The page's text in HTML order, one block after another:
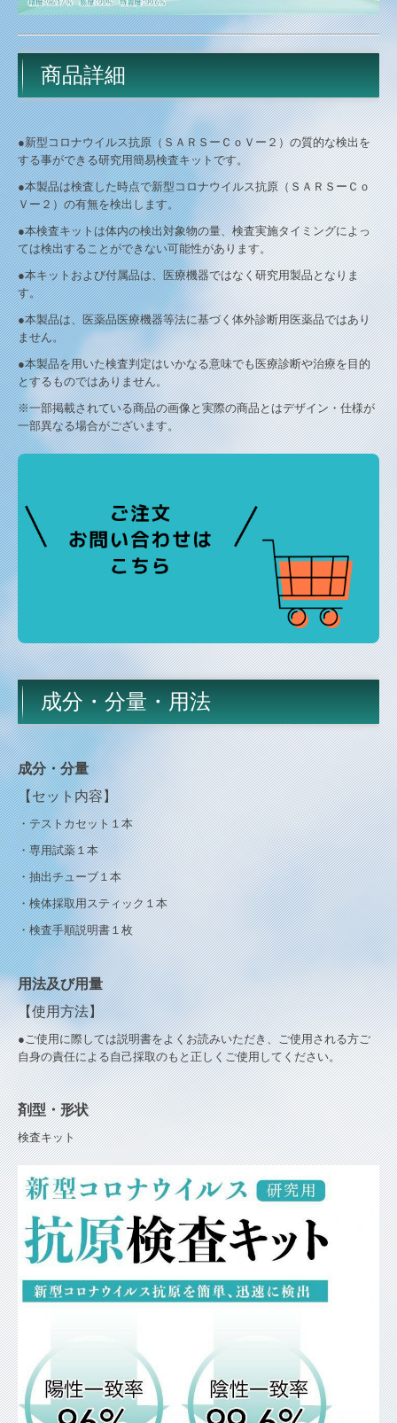
商品詳細
●新型コロナウイルス抗原（ＳＡＲＳーＣｏＶー２）の質的な検出を
する事ができる研究用簡易検査キットです。
●本製品は検査した時点で新型コロナウイルス抗原（ＳＡＲＳーＣｏ
Ｖー２）の有無を検出します。
●本検査キットは体内の検出対象物の量、検査実施タイミングによっ
ては検出することができない可能性があります。
●本キットおよび付属品は、医療機器ではなく研究用製品となりま
す。
●本製品は、医薬品医療機器等法に基づく体外診断用医薬品ではあり
ません。
●本製品を用いた検査判定はいかなる意味でも医療診断や治療を目的
とするものではありません。
※一部掲載されている商品の画像と実際の商品とはデザイン・仕様が
一部異なる場合がございます。
成分・分量・用法
成分・分量
【セット内容】
・テストカセット１本
・専用試薬１本
・抽出チューブ１本
・検体採取用スティック１本
・検査手順説明書１枚
用法及び用量
【使用方法】
●ご使用に際しては説明書をよくお読みいただき、ご使用される方ご
自身の責任による自己採取のもと正しくご使用してください。
剤型・形状
検査キット